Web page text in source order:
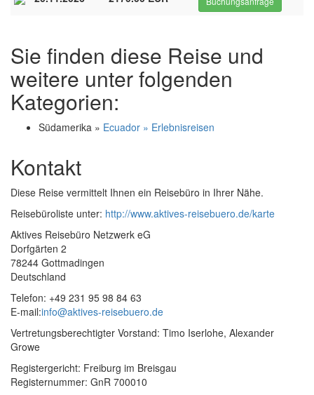
Sie finden diese Reise und
weitere unter folgenden
Kategorien:
Südamerika » Ecuador » Erlebnisreisen
Kontakt
Diese Reise vermittelt Ihnen ein Reisebüro in Ihrer Nähe.
Reisebüroliste unter: http://www.aktives-reisebuero.de/karte
Aktives Reisebüro Netzwerk eG
Dorfgärten 2
78244 Gottmadingen
Deutschland
Telefon: +49 231 95 98 84 63
E-mail:info@aktives-reisebuero.de
Vertretungsberechtigter Vorstand: Timo Iserlohe, Alexander
Growe
Registergericht: Freiburg im Breisgau
Registernummer: GnR 700010